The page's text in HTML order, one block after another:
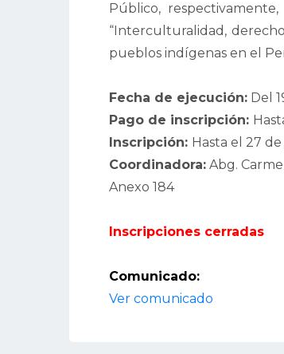
Público,
“Interculturalidad,
pueblos indígenas en el
Fecha de ejecución: Del
Pago de inscripción:
Inscripción: Hasta el 27
Coordinadora: Abg.
Anexo 184
Inscripciones cerradas
Comunicado:
Ver comunicado